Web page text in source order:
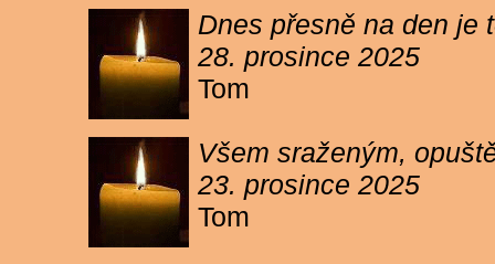
Dnes přesně na den je
28. prosince 2025
Tom
Všem sraženým,
23. prosince 2025
Tom